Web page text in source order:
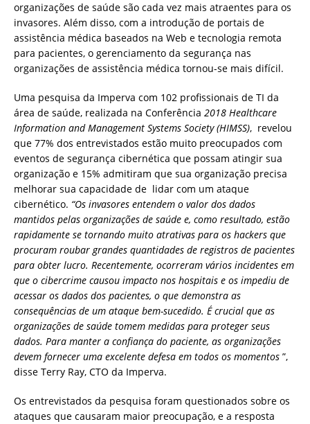
organizações de saúde são cada vez mais atraentes para os
invasores. Além disso, com a introdução de portais de
assistência médica baseados na Web e tecnologia remota
para pacientes, o gerenciamento da segurança nas
organizações de assistência médica tornou-se mais difícil.
Uma pesquisa da Imperva com 102 profissionais de TI da
área de saúde, realizada na Conferência 2018 Healthcare
Information and Management Systems Society (HIMSS), revelou
que 77% dos entrevistados estão muito preocupados com
eventos de segurança cibernética que possam atingir sua
organização e 15% admitiram que sua organização precisa
melhorar sua capacidade de lidar com um ataque
cibernético. “Os invasores entendem o valor dos dados
mantidos pelas organizações de saúde e, como resultado, estão
rapidamente se tornando muito atrativas para os hackers que
procuram roubar grandes quantidades de registros de pacientes
para obter lucro. Recentemente, ocorreram vários incidentes em
que o cibercrime causou impacto nos hospitais e os impediu de
acessar os dados dos pacientes, o que demonstra as
consequências de um ataque bem-sucedido. É crucial que as
organizações de saúde tomem medidas para proteger seus
dados. Para manter a confiança do paciente, as organizações
devem fornecer uma excelente defesa em todos os momentos ”,
disse Terry Ray, CTO da Imperva.
Os entrevistados da pesquisa foram questionados sobre os
ataques que causaram maior preocupação, e a resposta